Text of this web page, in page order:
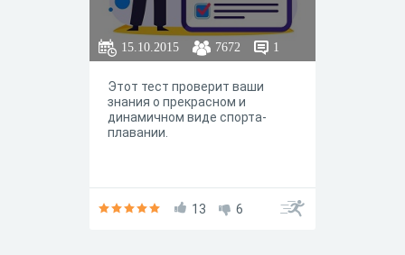
15.10.2015 7672 1
Этот тест проверит ваши
знания о прекрасном и
динамичном виде спорта-
плавании.
13 6